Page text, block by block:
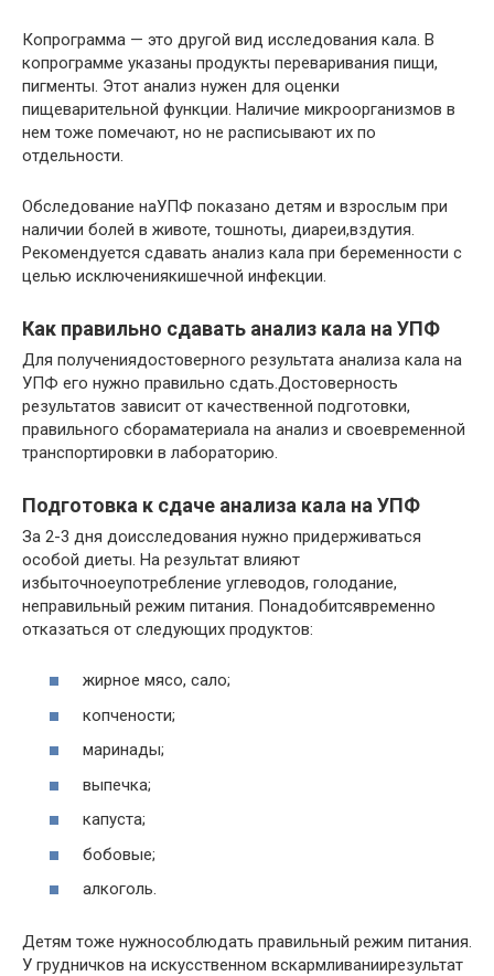
Копрограмма — это другой вид исследования кала. В
копрограмме указаны продукты переваривания пищи,
пигменты. Этот анализ нужен для оценки
пищеварительной функции. Наличие микроорганизмов в
нем тоже помечают, но не расписывают их по
отдельности.
Обследование наУПФ показано детям и взрослым при
наличии болей в животе, тошноты, диареи,вздутия.
Рекомендуется сдавать анализ кала при беременности с
целью исключениякишечной инфекции.
Как правильно сдавать анализ кала на УПФ
Для получениядостоверного результата анализа кала на
УПФ его нужно правильно сдать.Достоверность
результатов зависит от качественной подготовки,
правильного сбораматериала на анализ и своевременной
транспортировки в лабораторию.
Подготовка к сдаче анализа кала на УПФ
За 2-3 дня доисследования нужно придерживаться
особой диеты. На результат влияют
избыточноеупотребление углеводов, голодание,
неправильный режим питания. Понадобитсявременно
отказаться от следующих продуктов:
жирное мясо, сало;
копчености;
маринады;
выпечка;
капуста;
бобовые;
алкоголь.
Детям тоже нужнособлюдать правильный режим питания.
У грудничков на искусственном вскармливаниирезультат